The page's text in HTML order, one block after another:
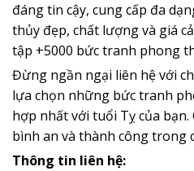
đáng tin cậy, cung cấp đa
thủy đẹp, chất lượng và giá
tập +5000 bức tranh phong
Đừng ngần ngại liên hệ với
lựa chọn những bức tranh
hợp nhất với tuổi Tỵ của bạn.
bình an và thành công trong
Thông tin liên hệ: